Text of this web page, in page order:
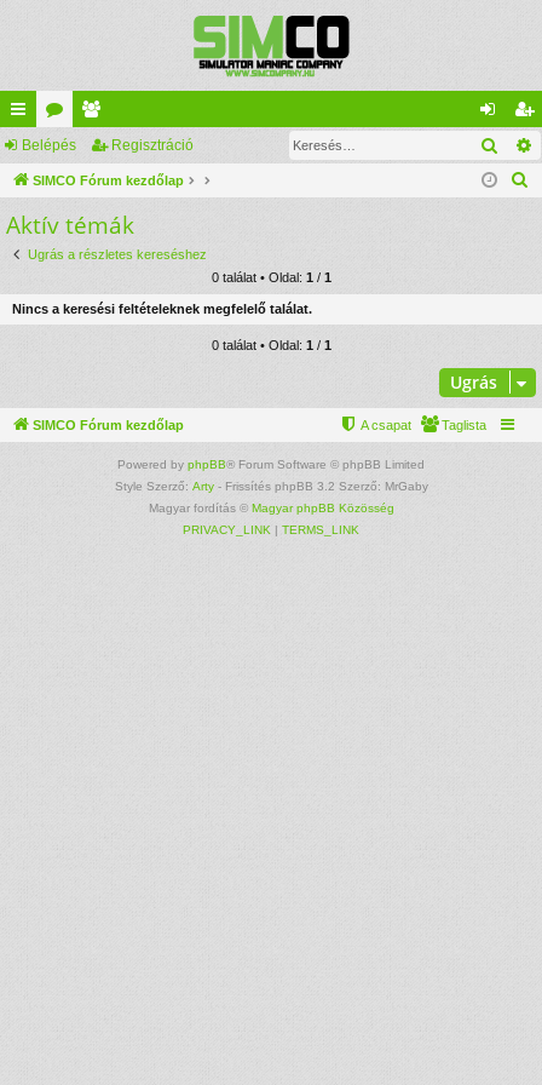
yo
rs
lin
ke
k
ór
u
m
ok
ag
lis
ta
el
ép
eg
is
ió
Belépés Regisztráció
SIMCO Fórum kezdőlap
Aktív témák
Ugrás a részletes kereséshez
0 találat • Oldal: 1 / 1
Nincs a keresési feltételeknek megfelelő találat.
0 találat • Oldal: 1 / 1
Ugrás
SIMCO Fórum kezdőlap Taglista
A csapat
Powered by phpBB® Forum Software © phpBB Limited
Style Szerző: Arty- Frissítés phpBB 3.2 Szerző: MrGaby
Magyar fordítás © Magyar phpBB Közösség
PRIVACY_LINK | TERMS_LINK